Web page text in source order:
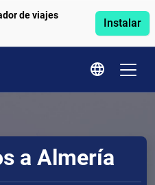
de viajes
Instalar
a Almería